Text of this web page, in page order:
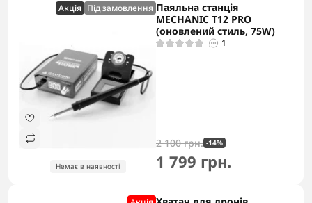
Акцiя Під замовлення
Немає в наявності
Паяльна станція
MECHANIC T12 PRO
(оновлений стиль, 75W)
1
2 100 грн. -14%
1 799 грн.